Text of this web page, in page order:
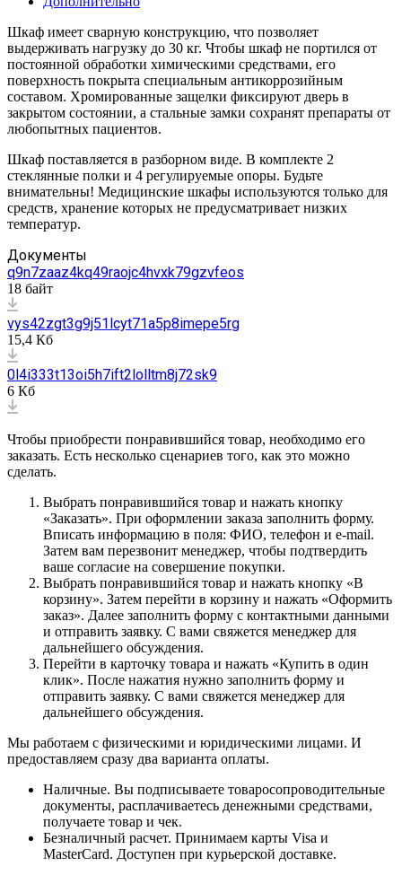
Шкаф имеет сварную конструкцию, что позволяет
выдерживать нагрузку до 30 кг. Чтобы шкаф не портился от
постоянной обработки химическими средствами, его
поверхность покрыта специальным антикоррозийным
составом. Хромированные защелки фиксируют дверь в
закрытом состоянии, а стальные замки сохранят препараты от
любопытных пациентов.
Шкаф поставляется в разборном виде. В комплекте 2
стеклянные полки и 4 регулируемые опоры. Будьте
внимательны! Медицинские шкафы используются только для
средств, хранение которых не предусматривает низких
температур.
Документы
q9n7zaaz4kq49raojc4hvxk79gzvfeos
18 байт
vys42zgt3g9j51lcyt71a5p8imepe5rg
15,4 Кб
0l4i333t13oi5h7ift2lolltm8j72sk9
6 Кб
Чтобы приобрести понравившийся товар, необходимо его
заказать. Есть несколько сценариев того, как это можно
сделать.
Выбрать понравившийся товар и нажать кнопку
«Заказать». При оформлении заказа заполнить форму.
Вписать информацию в поля: ФИО, телефон и e-mail.
Затем вам перезвонит менеджер, чтобы подтвердить
ваше согласие на совершение покупки.
Выбрать понравившийся товар и нажать кнопку «В
корзину». Затем перейти в корзину и нажать «Оформить
заказ». Далее заполнить форму с контактными данными
и отправить заявку. С вами свяжется менеджер для
дальнейшего обсуждения.
Перейти в карточку товара и нажать «Купить в один
клик». После нажатия нужно заполнить форму и
отправить заявку. С вами свяжется менеджер для
дальнейшего обсуждения.
Мы работаем с физическими и юридическими лицами. И
предоставляем сразу два варианта оплаты.
Наличные. Вы подписываете товаросопроводительные
документы, расплачиваетесь денежными средствами,
получаете товар и чек.
Безналичный расчет. Принимаем карты Visa и
MasterCard. Доступен при курьерской доставке.